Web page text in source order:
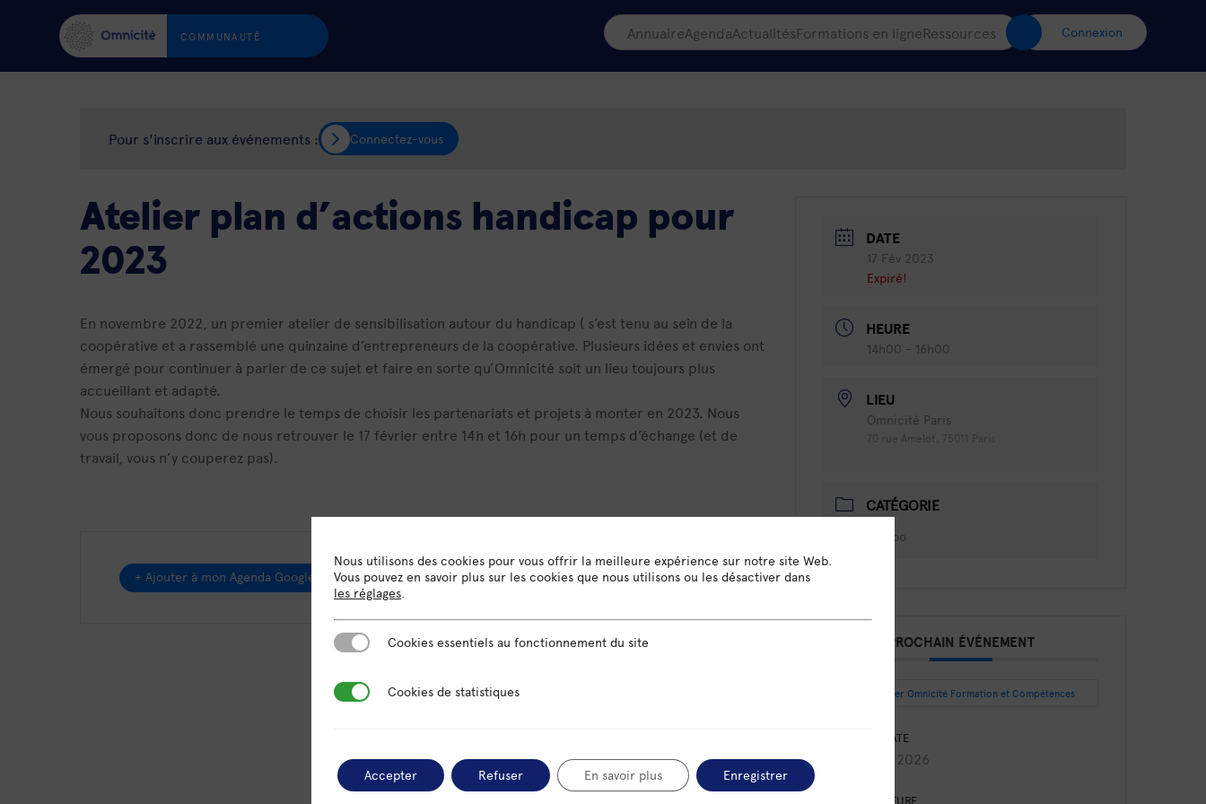
COMMUNAUTÉ AnnuaireAgendaActualitésFormations en ligneRessources Connexion
Pour s'inscrire aux événements : Connectez-vous
Atelier plan d’actions handicap pour
2023
En novembre 2022, un premier atelier de sensibilisation autour du handicap ( s’est tenu au sein de la
coopérative et a rassemblé une quinzaine d’entrepreneurs de la coopérative. Plusieurs idées et envies ont
émergé pour continuer à parler de ce sujet et faire en sorte qu’Omnicité soit un lieu toujours plus
accueillant et adapté.
Nous souhaitons donc prendre le temps de choisir les partenariats et projets à monter en 2023. Nous
vous proposons donc de nous retrouver le 17 février entre 14h et 16h pour un temps d’échange (et de
travail, vous n’y couperez pas).
+ Ajouter à mon Agenda Google + iCal / Outlook export
DATE
17 Fév 2023
Expiré!
HEURE
14h00 - 16h00
LIEU
Omnicité Paris
CATÉGORIE
Labo
PROCHAIN ÉVÉNEMENT
Intégrer Omnicité Formation et Compétences
DATE
Août 27 2026
HEURE
Nous utilisons des cookies pour vous offrir la meilleure expérience sur notre site Web.
Vous pouvez en savoir plus sur les cookies que nous utilisons ou les désactiver dans
les réglages.
Cookies essentiels au fonctionnement du site
Cookies essentiels au fonctionnement du site
Cookies de statistiques
Cookies de statistiques
Accepter Refuser En savoir plus Enregistrer